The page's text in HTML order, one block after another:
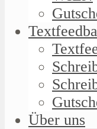
Über uns